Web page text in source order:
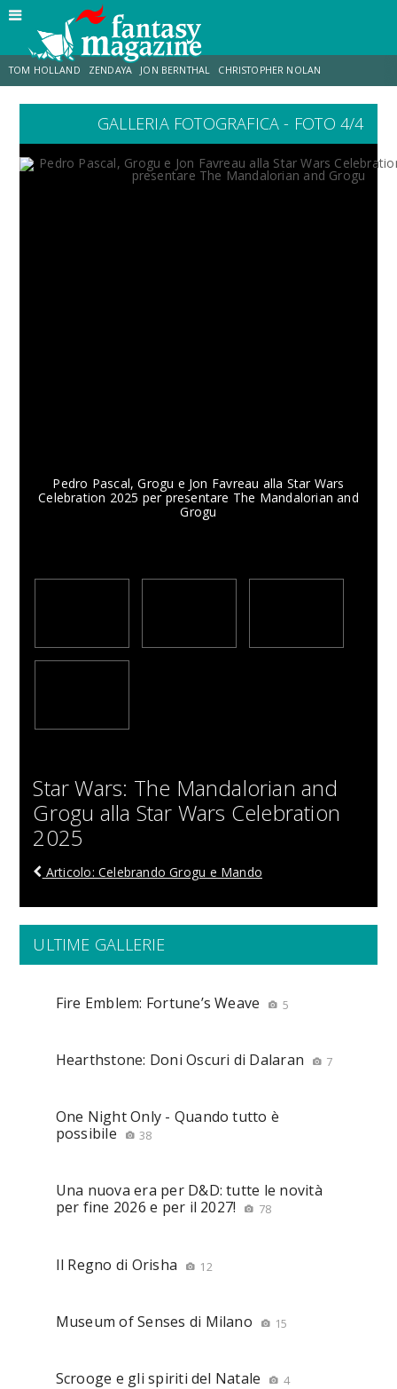
TOM HOLLAND ZENDAYA JON BERNTHAL CHRISTOPHER NOLAN
LUCCA COMICS & GAMES ODISSEA MARK RUFFALO
ERIK SOMMERS
GALLERIA FOTOGRAFICA - FOTO 4/4
Pedro Pascal, Grogu e Jon Favreau alla Star Wars
Celebration 2025 per presentare The Mandalorian and
Grogu
Star Wars: The Mandalorian and
Grogu alla Star Wars Celebration
2025
Articolo: Celebrando Grogu e Mando
ULTIME GALLERIE
Fire Emblem: Fortune’s Weave 5
Hearthstone: Doni Oscuri di Dalaran 7
One Night Only - Quando tutto è
possibile
38
Una nuova era per D&D: tutte le novità
per fine 2026 e per il 2027!
78
Il Regno di Orisha 12
Museum of Senses di Milano 15
Scrooge e gli spiriti del Natale 4